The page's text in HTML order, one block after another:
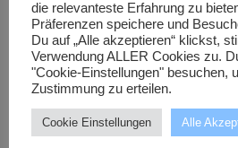
die relevanteste Erfahrung zu
Präferenzen speichere und
Du auf „Alle akzeptieren“ klickst,
Verwendung ALLER Cookies zu.
"Cookie-Einstellungen" besuchen,
Zustimmung zu erteilen.
Cookie Einstellungen Alle